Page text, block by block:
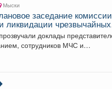
Мыски
заседание
ликвидации чрезвычайных
безопасности
доклады
сотрудников МЧС и